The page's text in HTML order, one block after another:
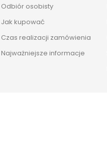
Odbiór osobisty
Jak kupować
Czas realizacji zamówienia
Najważniejsze informacje